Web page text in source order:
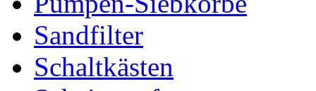
Sandfilter
Schaltkästen